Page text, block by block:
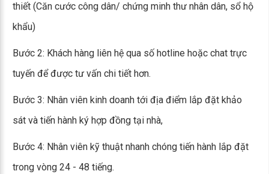
thiết (Căn cước công dân/ chứng minh thư nhân dân, sổ hộ
khẩu)
Bước 2: Khách hàng liên hệ qua số hotline hoặc chat trực
tuyến để được tư vấn chi tiết hơn.
Bước 3: Nhân viên kinh doanh tới địa điểm lắp đặt khảo
sát và tiến hành ký hợp đồng tại nhà,
Bước 4: Nhân viên kỹ thuật nhanh chóng tiến hành lắp đặt
trong vòng 24 - 48 tiếng.